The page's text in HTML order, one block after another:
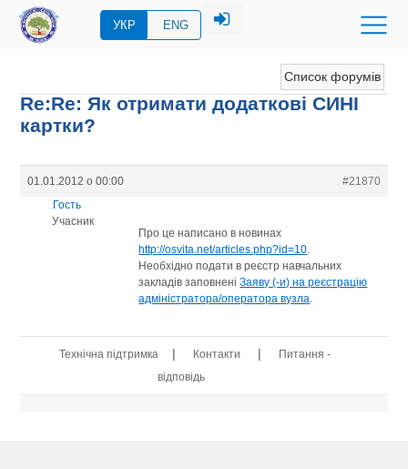
УКР ENG
Список форумів
Re:Re: Як отримати додаткові СИНІ
картки?
01.01.2012 о 00:00
#21870
Гость
Учасник
Про це написано в новинах
http://osvita.net/articles.php?id=10
Необхідно подати в реєстр навчальних
закладів заповненіЗаяву (-и) на реєстрацію
адміністратора/оператора вузла
Технічна підтримка | Контакти |
Питання -
відповідь